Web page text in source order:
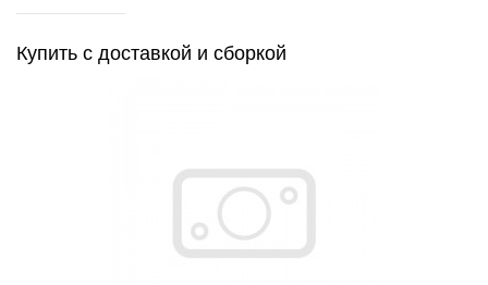
Купить с доставкой и сборкой